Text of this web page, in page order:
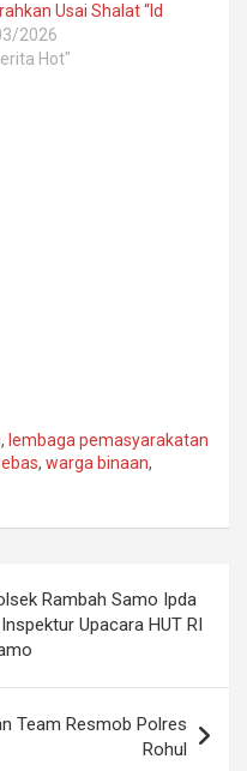
Usai Shalat “Id
2026
Hot"
, lembaga pemasyarakatan
, warga binaan,
Rambah Samo Ipda
Upacara HUT RI
Team Resmob Polres
Rohul